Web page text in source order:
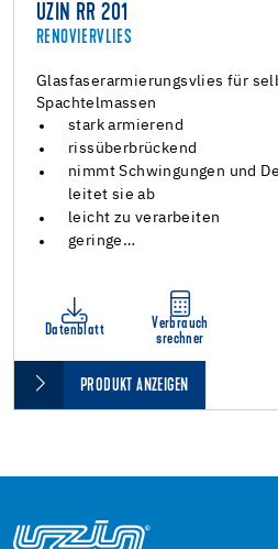
UZIN RR 201
RENOVIERVLIES
Glasfaserarmierungsvlies für
Spachtelmassen
stark armierend
rissüberbrückend
nimmt Schwingungen und
leitet sie ab
leicht zu verarbeiten
geringe…
Datenblatt
Verbrauch
srechner
PRODUKT ANZEIGEN